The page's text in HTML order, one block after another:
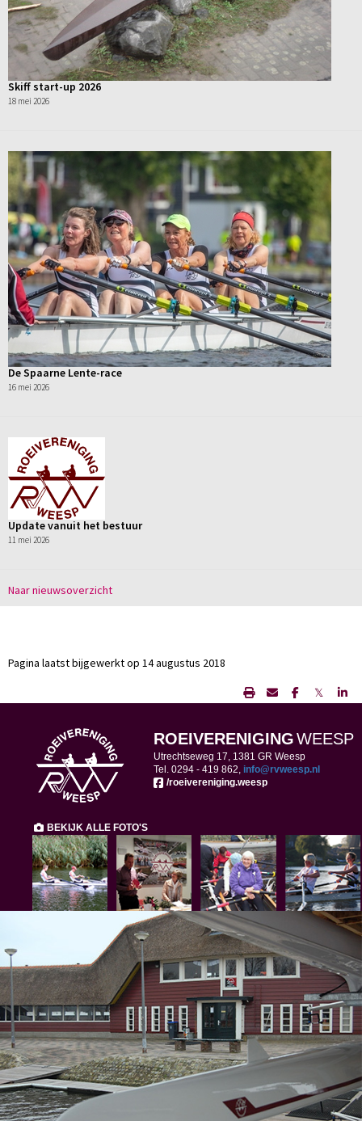
Skiff start-up 2026
18 mei 2026
De Spaarne Lente-race
16 mei 2026
Update vanuit het bestuur
11 mei 2026
Naar nieuwsoverzicht
Pagina laatst bijgewerkt op 14 augustus 2018
𝕏
ROEIVERENIGINGWEESP
Utrechtseweg 17, 1381 GR Weesp
Tel. 0294 - 419 862, ofni@rvweesp.nl
/roeivereniging.weesp
BEKIJK ALLE FOTO'S